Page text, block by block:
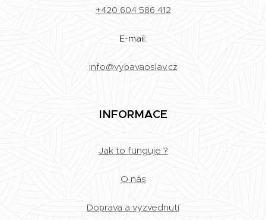
+420 604 586 412
E-mail:
info@vybavaoslav.cz
INFORMACE
Jak to funguje ?
O nás
Doprava a vyzvednutí